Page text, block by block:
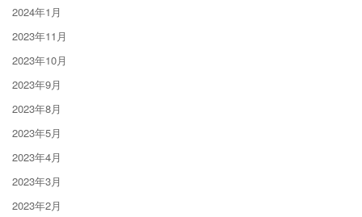
2024年1月
2023年11月
2023年10月
2023年9月
2023年8月
2023年5月
2023年4月
2023年3月
2023年2月